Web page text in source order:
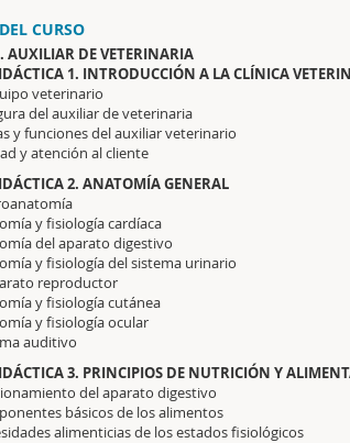
CURSO
AUXILIAR DE VETERINARIA
1. INTRODUCCIÓN A LA CLÍNICA
veterinario
del auxiliar de veterinaria
y funciones del auxiliar veterinario
y atención al cliente
2. ANATOMÍA GENERAL
y fisiología cardíaca
del aparato digestivo
y fisiología del sistema urinario
reproductor
y fisiología cutánea
y fisiología ocular
auditivo
3. PRINCIPIOS DE NUTRICIÓN Y
del aparato digestivo
básicos de los alimentos
alimenticias de los estados fisiológicos